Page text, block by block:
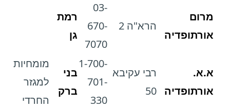
מרום
אורתופדיה
הרא"ה 2
03-
670-
7070
רמת
גן
א.א.
אורתופדיה
רבי עקיבא
50
1-700-
701-
330
בני
ברק
מומחיות
למגזר
החרדי